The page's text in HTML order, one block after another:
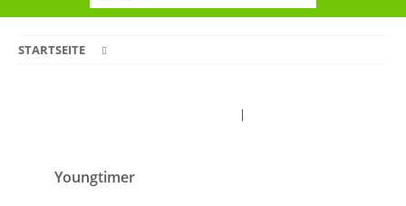
STARTSEITE
Youngtimer
|